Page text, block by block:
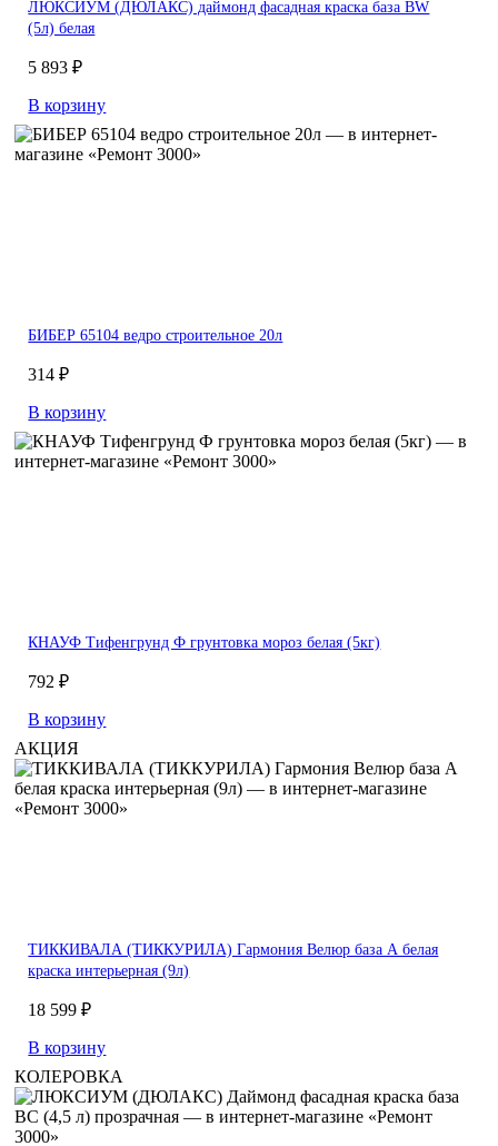
ЛЮКСИУМ (ДЮЛАКС) даймонд фасадная краска база BW
(5л) белая
5 893 ₽
В корзину
БИБЕР 65104 ведро строительное 20л
314 ₽
В корзину
КНАУФ Тифенгрунд Ф грунтовка мороз белая (5кг)
792 ₽
В корзину
АКЦИЯ
ТИККИВАЛА (ТИККУРИЛА) Гармония Велюр база А белая
краска интерьерная (9л)
18 599 ₽
В корзину
КОЛЕРОВКА